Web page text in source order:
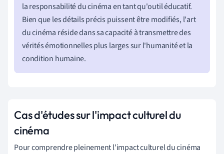
la responsabilité du cinéma en tant qu'outil éducatif.
Bien que les détails précis puissent être modifiés, l'art
du cinéma réside dans sa capacité à transmettre des
vérités émotionnelles plus larges sur l'humanité et la
condition humaine.
Cas d'études sur l'impact culturel du
cinéma
Pour comprendre pleinement l'impact culturel du cinéma